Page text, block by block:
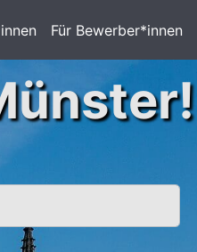
Für Bewerber*innen